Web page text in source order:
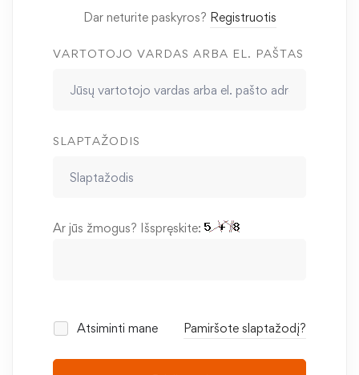
Dar neturite paskyros? Registruotis
VARTOTOJO VARDAS ARBA EL. PAŠTAS
SLAPTAŽODIS
Ar jūs žmogus? Išspręskite:
Atsiminti mane Pamiršote slaptažodį?